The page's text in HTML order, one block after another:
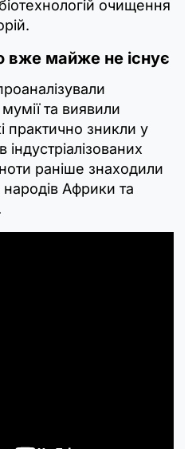
очищення
вже майже не існує
та виявили
практично зникли у
раніше знаходили
Африки та